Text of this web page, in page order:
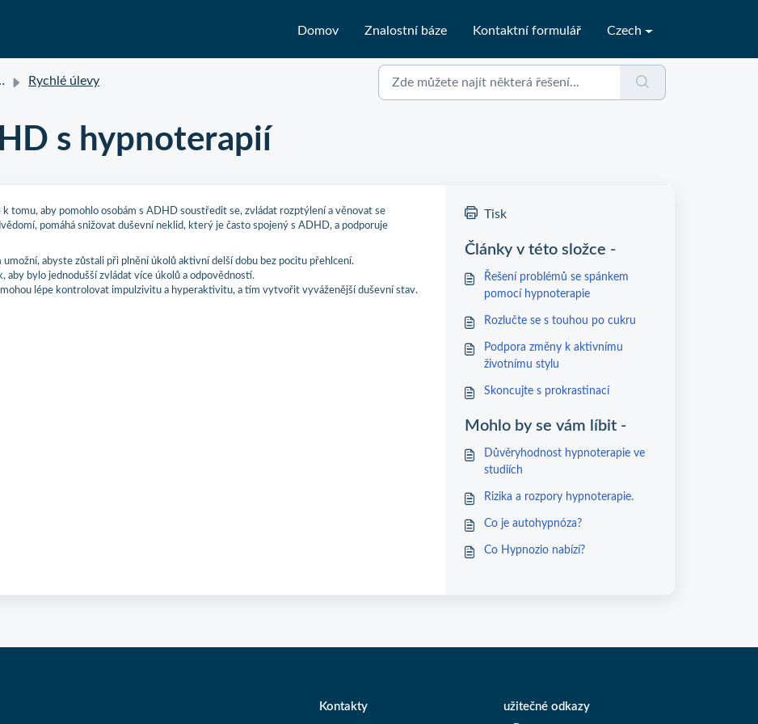
Domov Znalostní báze Kontaktní formulář Czech
Rychlé úlevy
s hypnoterapií
tomu, aby pomohlo osobám s ADHD soustředit se, zvládat rozptýlení a věnovat se
pomáhá snižovat duševní neklid, který je často spojený s ADHD, a podporuje
abyste zůstali při plnění úkolů aktivní delší dobu bez pocitu přehlcení.
bylo jednodušší zvládat více úkolů a odpovědností.
lépe kontrolovat impulzivitu a hyperaktivitu, a tím vytvořit vyváženější duševní stav.
Tisk
Články v této složce -
Řešení problémů se spánkem
pomocí hypnoterapie
Rozlučte se s touhou po cukru
Podpora změny k aktivnímu
životnímu stylu
Skoncujte s prokrastinací
Mohlo by se vám líbit -
Důvěryhodnost hypnoterapie ve
studiích
Rizika a rozpory hypnoterapie.
Co je autohypnóza?
Co Hypnozio nabízí?
Kontakty užitečné odkazy